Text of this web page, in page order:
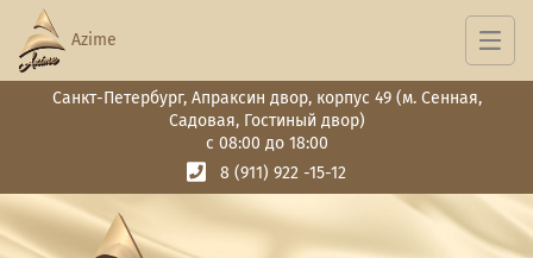
Санкт-Петербург, Апраксин двор, корпус 49 (м. Сенная,
Садовая, Гостиный двор)
с 08:00 до 18:00
8 (911) 922 -15-12
Azime